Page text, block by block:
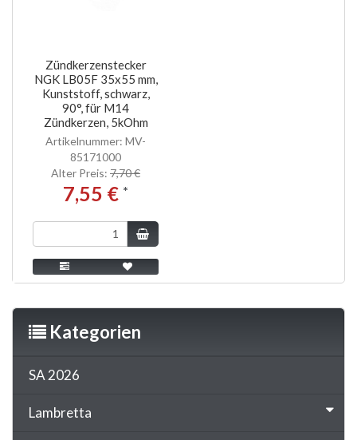
Zündkerzenstecker
NGK LB05F 35x55 mm,
Kunststoff, schwarz,
90°, für M14
Zündkerzen, 5kOhm
Artikelnummer: MV-
85171000
Alter Preis: 7,70 €
7,55 € *
Kategorien
SA 2026
Lambretta